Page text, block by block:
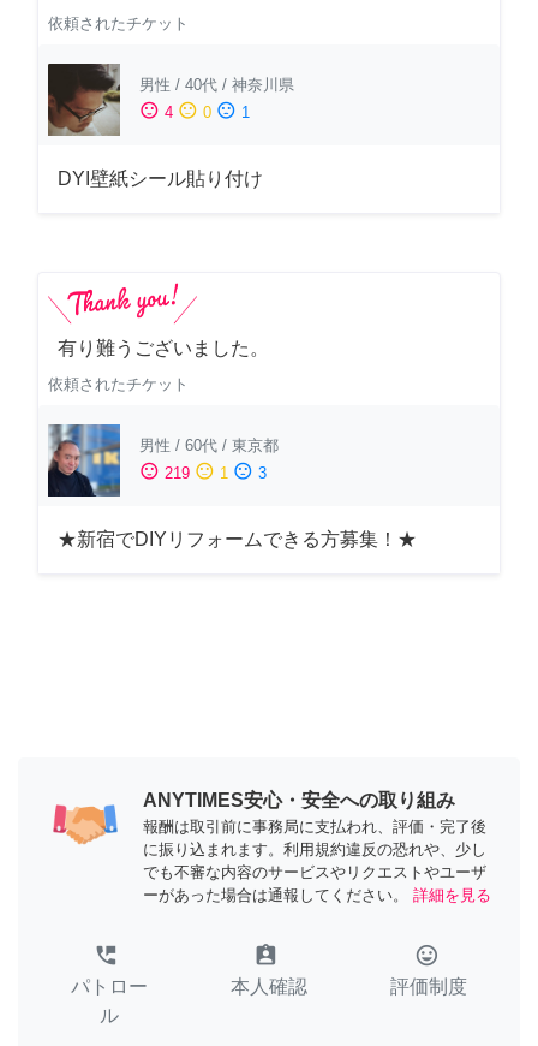
依頼されたチケット
男性 / 40代 / 神奈川県
sentiment_satisfied 4 sentiment_neutral 0 sentiment_dissatisfied 1
DYI壁紙シール貼り付け
有り難うございました。
依頼されたチケット
男性 / 60代 / 東京都
sentiment_satisfied 219 sentiment_neutral 1 sentiment_dissatisfied 3
★新宿でDIYリフォームできる方募集！★
ANYTIMES安心・安全への取り組み
報酬は取引前に事務局に支払われ、評価・完了後
に振り込まれます。利用規約違反の恐れや、少し
でも不審な内容のサービスやリクエストやユーザ
ーがあった場合は通報してください。
詳細を見る
perm_phone_msg
パトロー
ル
assignment_ind
本人確認
tag_faces
評価制度